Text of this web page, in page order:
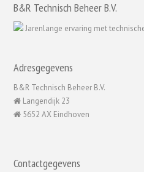
B&R Technisch Beheer B.V.
Jarenlange ervaring met
Adresgegevens
B&R Technisch Beheer B.V.
Langendijk 23
5652 AX Eindhoven
Contactgegevens